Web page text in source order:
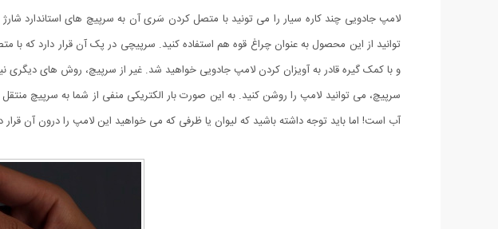
لامپ جادویی چند کاره سیار را می تونید با متصل کردن سَری آن به سرپیچ های استاندارد
توانید از این محصول به عنوان چراغ قوه هم استفاده کنید. سرپیچی در پک آن قرار دارد
و با کمک گیره قادر به آویزان کردن لامپ جادویی خواهید شد. غیر از سرپیچ، روش های
سرپیچ، می توانید لامپ را روشن کنید. به این صورت بار الکتریکی منفی از شما به
آب است! اما باید توجه داشته باشید که لیوان یا ظرفی که می خواهید این لامپ را درون آن قرار دهید حداکثر دارای 3 میلی متر آب باشد و این لامپ تنها با سطح آب